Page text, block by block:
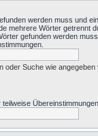
werden muss und ein
mehrere Wörter getrennt
gefunden werden
oder Suche wie angegeben
Übereinstimmungen.